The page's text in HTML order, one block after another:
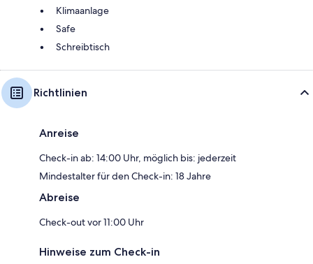
Klimaanlage
Safe
Schreibtisch
Richtlinien
Anreise
Check-in ab: 14:00 Uhr, möglich bis: jederzeit
Mindestalter für den Check-in: 18 Jahre
Abreise
Check-out vor 11:00 Uhr
Hinweise zum Check-in